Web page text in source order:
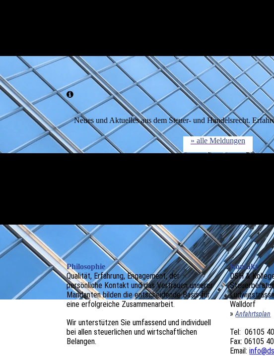
Neues und Aktuelles aus dem Steuer- und Handelsrecht.
» alle Meldungen
Philosophie
Qualität, Erfahrung, Engagement, der
persönliche Kontakt und das Vertrauen unserer
Mandanten bilden die entscheidende Basis für
eine erfolgreiche Zusammen­arbeit.
Wir unterstützen Sie umfassend und individuell
bei allen steuerlichen und wirtschaftlichen
Belangen.
Kontakt
DSH &
Walldorf
»Anfahrtsplan
Tel: 06105
Fax: 06105
Email: